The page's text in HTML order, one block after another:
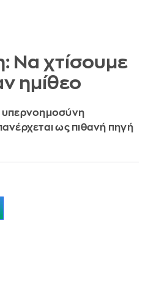
Να χτίσουμε
ημίθεο
υπερνοημοσύνη
ως πιθανή πηγή